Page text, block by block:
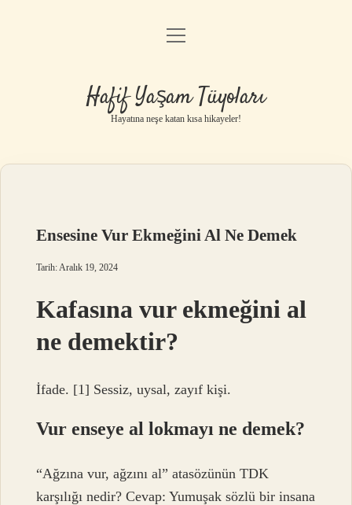
Anasayfa
Yasal Uyarı
menüyü
Hafif Yaşam Tüyoları
Hayatına neşe katan kısa hikayeler!
Ensesine Vur Ekmeğini Al Ne Demek
Tarih: Aralık 19, 2024
Kafasına vur ekmeğini al
ne demektir?
İfade. [1] Sessiz, uysal, zayıf kişi.
Vur enseye al lokmayı ne demek?
“Ağzına vur, ağzını al” atasözünün TDK
karşılığı nedir? Cevap: Yumuşak sözlü bir insana